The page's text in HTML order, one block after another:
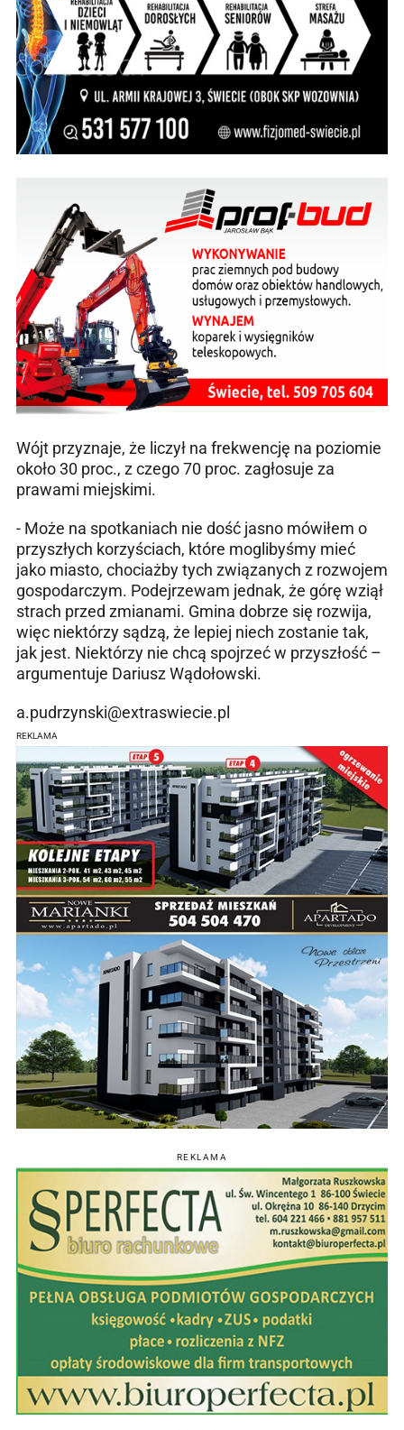
Wójt przyznaje, że liczył na frekwencję na poziomie
około 30 proc., z czego 70 proc. zagłosuje za
prawami miejskimi.
- Może na spotkaniach nie dość jasno mówiłem o
przyszłych korzyściach, które moglibyśmy mieć
jako miasto, chociażby tych związanych z rozwojem
gospodarczym. Podejrzewam jednak, że górę wziął
strach przed zmianami. Gmina dobrze się rozwija,
więc niektórzy sądzą, że lepiej niech zostanie tak,
jak jest. Niektórzy nie chcą spojrzeć w przyszłość –
argumentuje Dariusz Wądołowski.
a.pudrzynski@extraswiecie.pl
REKLAMA
REKLAMA